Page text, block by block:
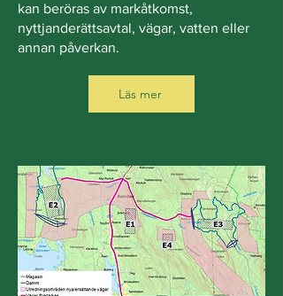
kan beröras av markåtkomst,
nyttjanderättsavtal, vägar, vatten eller
annan påverkan.
Läs mer